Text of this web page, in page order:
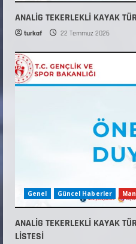
ANALİG TEKERLEKLİ KAYAK
turkaf 22 Temmuz 2026
Genel Güncel Haberler
ANALİG TEKERLEKLİ KAYAK
LİSTESİ